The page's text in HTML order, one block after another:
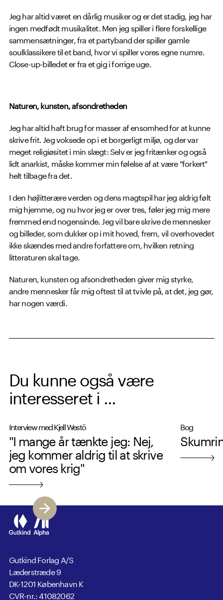
Jeg har altid været en dårlig musiker og er det stadig, jeg har
ingen medfødt musikalitet. Men jeg spiller i flere forskellige
sammensætninger, fra et partyband der spiller gamle
soulklassikere til et band, hvor vi spiller vores egne numre.
Close-up-billedet er fra et gig i forrige uge.
Naturen, kunsten, afsondretheden
Jeg har altid haft brug for masser af ensomhed for at kunne
skrive frit. Jeg voksede op i et borgerligt miljø, og der var
meget religiøsitet i min slægt: Selv er jeg fritænker og også
lidt anarkist, måske kommer min følelse af at være "forkert"
helt tilbage fra det.
I den højlitterære verden og dens magtspil har jeg aldrig følt
mig hjemme, og nu hvor jeg er over tres, føler jeg mig mere
fremmed end nogensinde. Jeg vil bare skrive de mennesker
og billeder, som dukker op i mit hoved, frem, vil overhovedet
ikke skændes med andre forfattere om, hvilken retning
litteraturen skal tage.
Naturen, kunsten og afsondretheden giver mig styrke,
andre mennesker får mig oftest til at tvivle på, at det, jeg gør,
har nogen værdi.
Du kunne også være
interesseret i ...
Interview med Kjell Westö
"I mange år tænkte jeg: Nej,
jeg kommer aldrig til at skrive
om vores krig"
Bog
Gutkind Forlag A/S
Læderstræde 9
DK-1201 København K
CVR-nr.: 41082062